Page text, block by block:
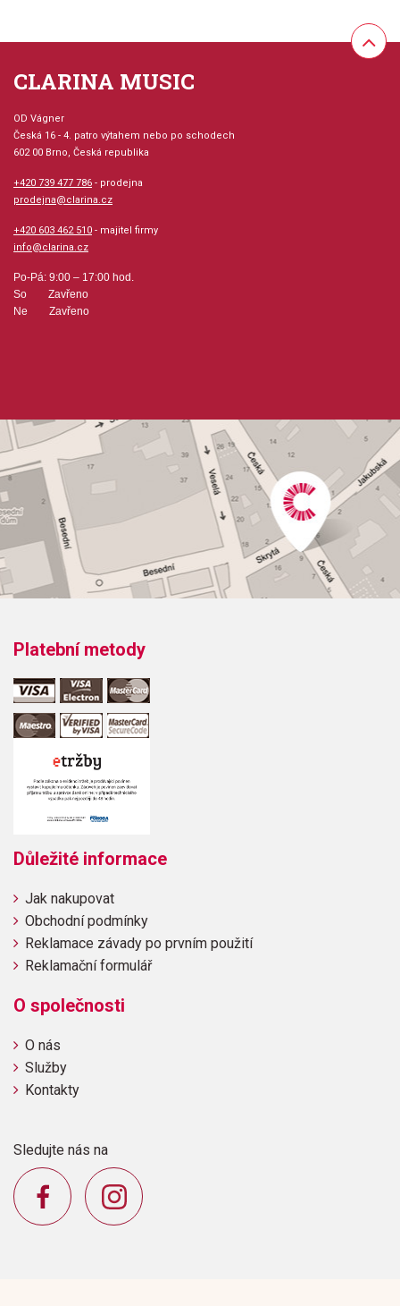
Aranžér: Edwards, Matthew
Jazyk: anglicky
duchovní hudba, evergreeny + oblíbené melodie
Velikost (rozměr): 23 x 30 cm
Počet skladeb: 8
Odběr minimálně 1 kus
Výrobce: SCHIRMER, Inc.
Obsahuje:
Miniature OvertureMarchDance of the Candy FairyRussian
CLARINA MUSIC
OD Vágner
Česká 16 - 4. patro výtahem nebo po schodech
602 00 Brno, Česká republika
+420 739 477 786 - prodejna
prodejna@clarina.cz
+420 603 462 510 - majitel firmy
info@clarina.cz
Po-Pá: 9:00 – 17:00 hod.
So Zavřeno
Ne Zavřeno
Platební metody
Důležité informace
Jak nakupovat
Obchodní podmínky
Reklamace závady po prvním použití
Reklamační formulář
O společnosti
O nás
Služby
Kontakty
Sledujte nás na